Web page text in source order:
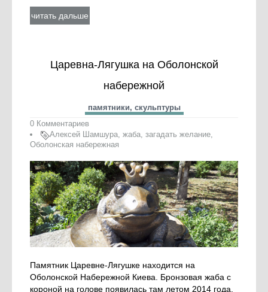
читать дальше
Царевна-Лягушка на Оболонской
набережной
памятники, скульптуры
0 Комментариев
Алексей Шамшура, жаба, загадать желание,
Оболонская набережная
Памятник Царевне-Лягушке находится на
Оболонской Набережной Киева. Бронзовая жаба с
короной на голове появилась там летом 2014 года.